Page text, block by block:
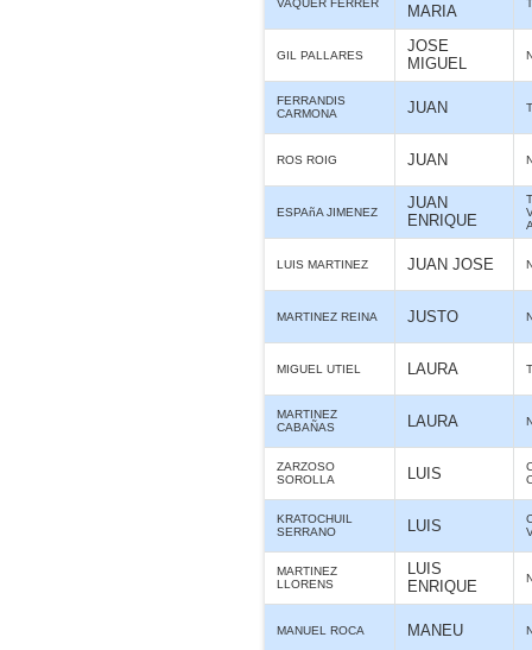
VAQUER FERRER
MARIA
GIL PALLARES
JOSE
MIGUEL
FERRANDIS
CARMONA
JUAN
ROS ROIG JUAN
ESPAñA JIMENEZ
JUAN
ENRIQUE
LUIS MARTINEZ JUAN JOSE
MARTINEZ REINA JUSTO
MIGUEL UTIEL LAURA
MARTINEZ
CABAÑAS
LAURA
ZARZOSO
SOROLLA
LUIS
KRATOCHUIL
SERRANO
LUIS
MARTINEZ
LLORENS
LUIS
ENRIQUE
MANUEL ROCA MANEU